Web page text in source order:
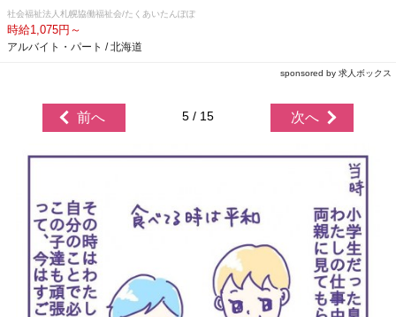
社会福祉法人札幌協働福祉会/たくあいたんぽぽ
時給1,075円～
アルバイト・パート / 北海道
sponsored by 求人ボックス
前へ 5 / 15 次へ